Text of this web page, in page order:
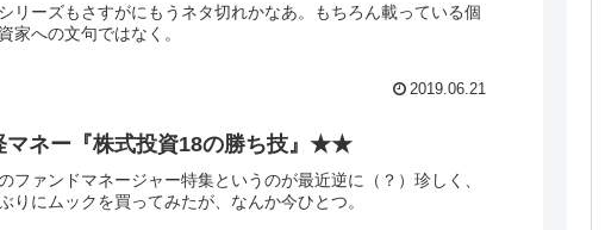
リーズもさすがにもうネタ切れかなあ。もちろん載っている個
家への文句ではなく。
2019.06.21
マネー『株式投資18の勝ち技』★★
ファンドマネージャー特集というのが最近逆に（？）珍しく、
りにムックを買ってみたが、なんか今ひとつ。